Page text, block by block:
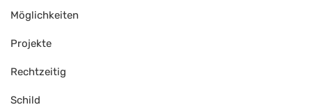
Möglichkeiten
Projekte
Rechtzeitig
Schild